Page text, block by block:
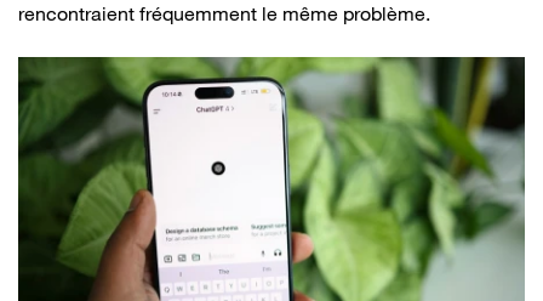
rencontraient fréquemment le même problème.